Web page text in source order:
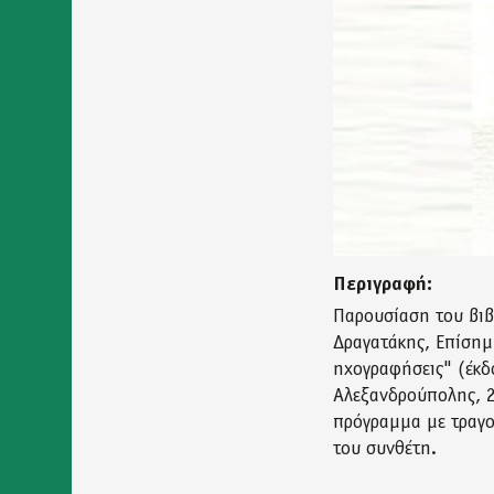
Περιγραφή:
Παρουσίαση του
Δραγατάκης,
ηχογραφήσεις"
Αλεξανδρούπολης,
πρόγραμμα με
του συνθέτη.